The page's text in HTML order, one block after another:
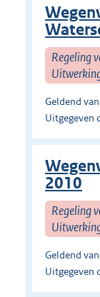
Regeling
Geldend
Uitgegeven
2010
Regeling
Geldend
Uitgegeven